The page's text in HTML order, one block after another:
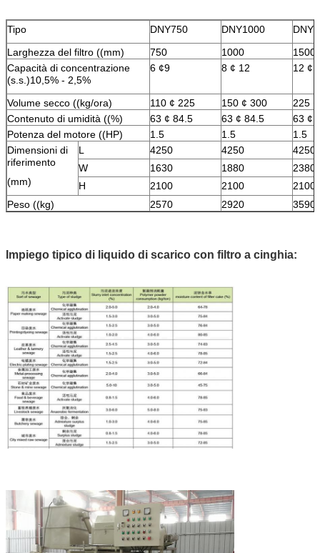
Tipo DNY750 DNY1000
Larghezza del filtro ((mm)
750 1000
1500
Capacità di concentrazione
(s.s.)10,5% - 2,5%
6 ¢9 8 ¢ 12 12 ¢
Volume secco ((kg/ora) 110 ¢ 225 150 ¢ 300
225
Contenuto di umidità ((%)
63 ¢ 84.5 63 ¢ 84.5
63 ¢
Potenza del motore ((HP)
1.5 1.5
1.5
Dimensioni di
riferimento
(mm)
L 4250 4250
4250
W
1630 1880
2380
H
2100 2100
2100
Peso ((kg)
2570 2920 3590
Impiego tipico di liquido di scarico con filtro a cinghia: